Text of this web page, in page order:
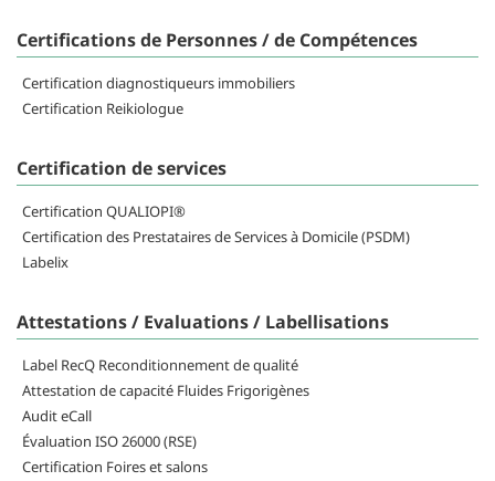
Certifications de Personnes / de Compétences
Certification diagnostiqueurs immobiliers
Certification Reikiologue
Certification de services
Certification QUALIOPI®
Certification des Prestataires de Services à Domicile (PSDM)
Labelix
Attestations / Evaluations / Labellisations
Label RecQ Reconditionnement de qualité
Attestation de capacité Fluides Frigorigènes
Audit eCall
Évaluation ISO 26000 (RSE)
Certification Foires et salons